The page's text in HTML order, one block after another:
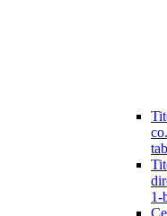
1-